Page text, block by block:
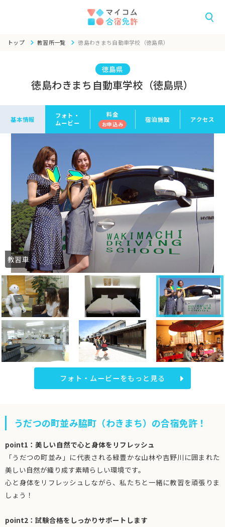
トップ 教習所一覧 徳島わきまち自動車学校（徳島県）
徳島県
徳島わきまち自動車学校（徳島県）
基本情報
フォト・
ムービー
料金
お申込み
宿泊施設 アクセス
教習車
フォト・ムービーをもっと見る
うだつの町並み脇町（わきまち）の合宿免許！
point1：美しい自然で心と身体をリフレッシュ
「うだつの町並み」に代表される緑豊かな山林や吉野川に囲まれた
美しい自然が織り成す素晴らしい環境です。
心と身体をリフレッシュしながら、私たちと一緒に教習を頑張りま
しょう！
point2：試験合格をしっかりサポートします